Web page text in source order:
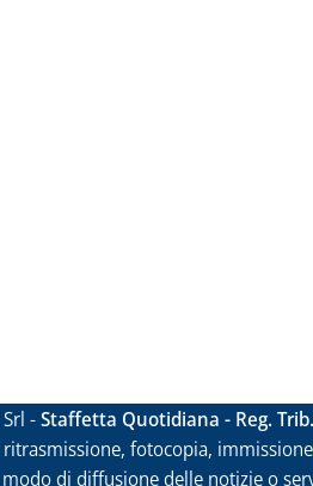
-Staffetta Quotidiana - Reg.
fotocopia,
di diffusione delle notizie o